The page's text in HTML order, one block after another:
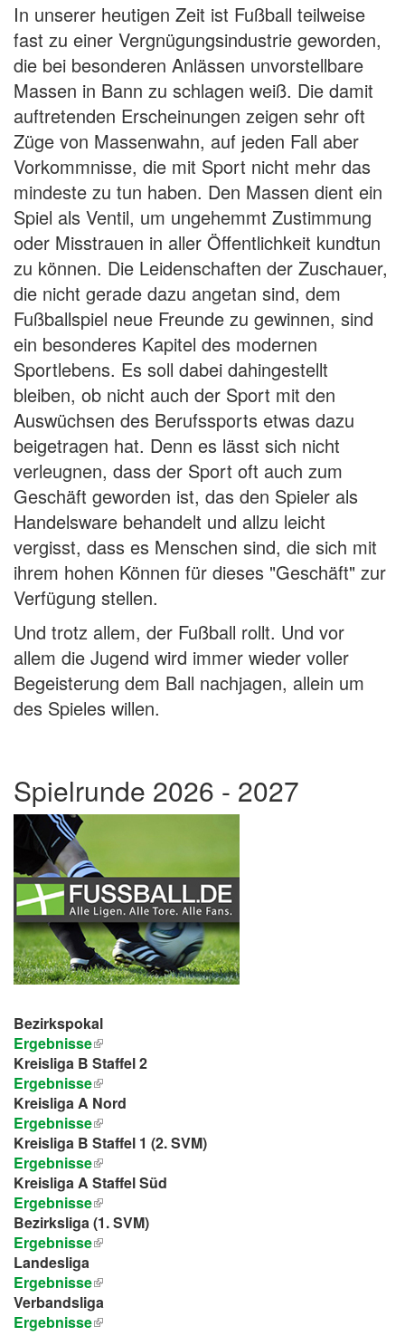
In unserer heutigen Zeit ist Fußball teilweise
fast zu einer Vergnügungsindustrie geworden,
die bei besonderen Anlässen unvorstellbare
Massen in Bann zu schlagen weiß. Die damit
auftretenden Erscheinungen zeigen sehr oft
Züge von Massenwahn, auf jeden Fall aber
Vorkommnisse, die mit Sport nicht mehr das
mindeste zu tun haben. Den Massen dient ein
Spiel als Ventil, um ungehemmt Zustimmung
oder Misstrauen in aller Öffentlichkeit kundtun
zu können. Die Leidenschaften der Zuschauer,
die nicht gerade dazu angetan sind, dem
Fußballspiel neue Freunde zu gewinnen, sind
ein besonderes Kapitel des modernen
Sportlebens. Es soll dabei dahingestellt
bleiben, ob nicht auch der Sport mit den
Auswüchsen des Berufssports etwas dazu
beigetragen hat. Denn es lässt sich nicht
verleugnen, dass der Sport oft auch zum
Geschäft geworden ist, das den Spieler als
Handelsware behandelt und allzu leicht
vergisst, dass es Menschen sind, die sich mit
ihrem hohen Können für dieses "Geschäft" zur
Verfügung stellen.
Und trotz allem, der Fußball rollt. Und vor
allem die Jugend wird immer wieder voller
Begeisterung dem Ball nachjagen, allein um
des Spieles willen.
Spielrunde 2026 - 2027
Bezirkspokal
Ergebnisse
Kreisliga B Staffel 2
Ergebnisse
Kreisliga A Nord
Ergebnisse
Kreisliga B Staffel 1 (2. SVM)
Ergebnisse
Kreisliga A Staffel Süd
Ergebnisse
Bezirksliga (1. SVM)
Ergebnisse
Landesliga
Ergebnisse
Verbandsliga
Ergebnisse